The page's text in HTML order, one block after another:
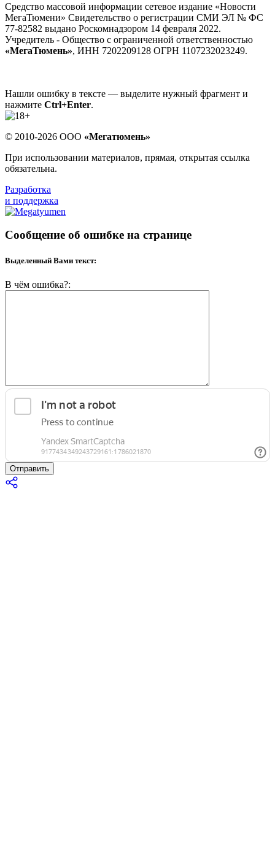
Средство массовой информации сетевое издание «Новости
МегаТюмени» Свидетельство о регистрации СМИ ЭЛ № ФС
77-82582 выдано Роскомнадзором 14 февраля 2022.
Учредитель - Общество с ограниченной ответственностью
«МегаТюмень», ИНН 7202209128 ОГРН 1107232023249.
Нашли ошибку в тексте — выделите нужный фрагмент и
нажмите Ctrl+Enter.
© 2010-2026 ООО «Мегатюмень»
При использовании материалов, прямая, открытая ссылка
обязательна.
Разработка
и поддержка
Сообщение об ошибке на странице
Выделенный Вами текст:
В чём ошибка?:
Отправить